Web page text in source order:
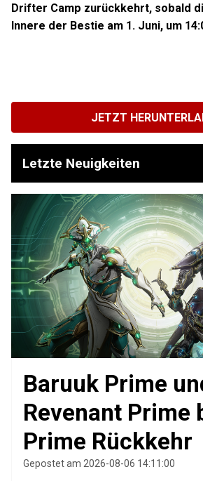
Drifter Camp zurückkehrt, sobald
Innere der Bestie am 1. Juni, um
JETZT
Letzte Neuigkeiten
Baruuk Prime
Revenant Prime
Prime Rückkehr
Gepostet am 2026-08-06 14:11:00